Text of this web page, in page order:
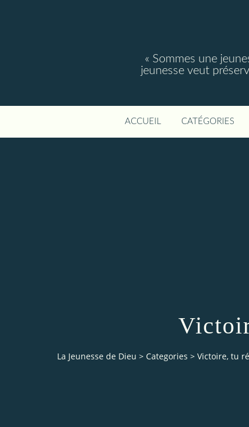
« Sommes une
jeunesse veut
ACCUEIL CATÉGORIES
La Jeunesse de Dieu > Categories > Victoire, tu